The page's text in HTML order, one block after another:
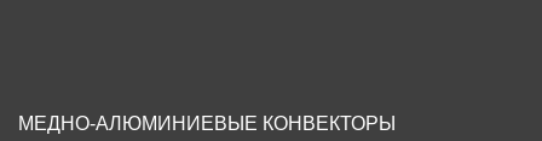
МЕДНО-АЛЮМИНИЕВЫЕ КОНВЕКТОРЫ